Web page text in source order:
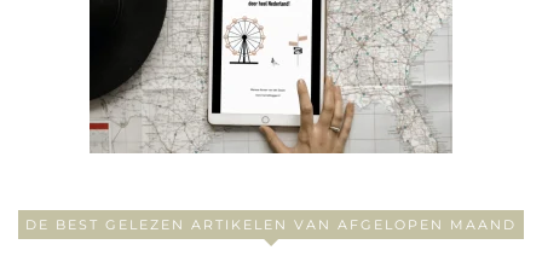
DE BEST GELEZEN ARTIKELEN VAN AFGELOPEN MAAND